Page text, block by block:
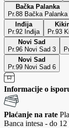
Bačka Palanka
Pr.88 Bačka Palanka
Inđija
Pr.92 Inđija
Pr.93
Novi Sad
Pr.96 Novi Sad 3
Novi Sad
Pr.99 Novi Sad 6
Informacije o
Plaćanje na rate
Banca intesa - do 12